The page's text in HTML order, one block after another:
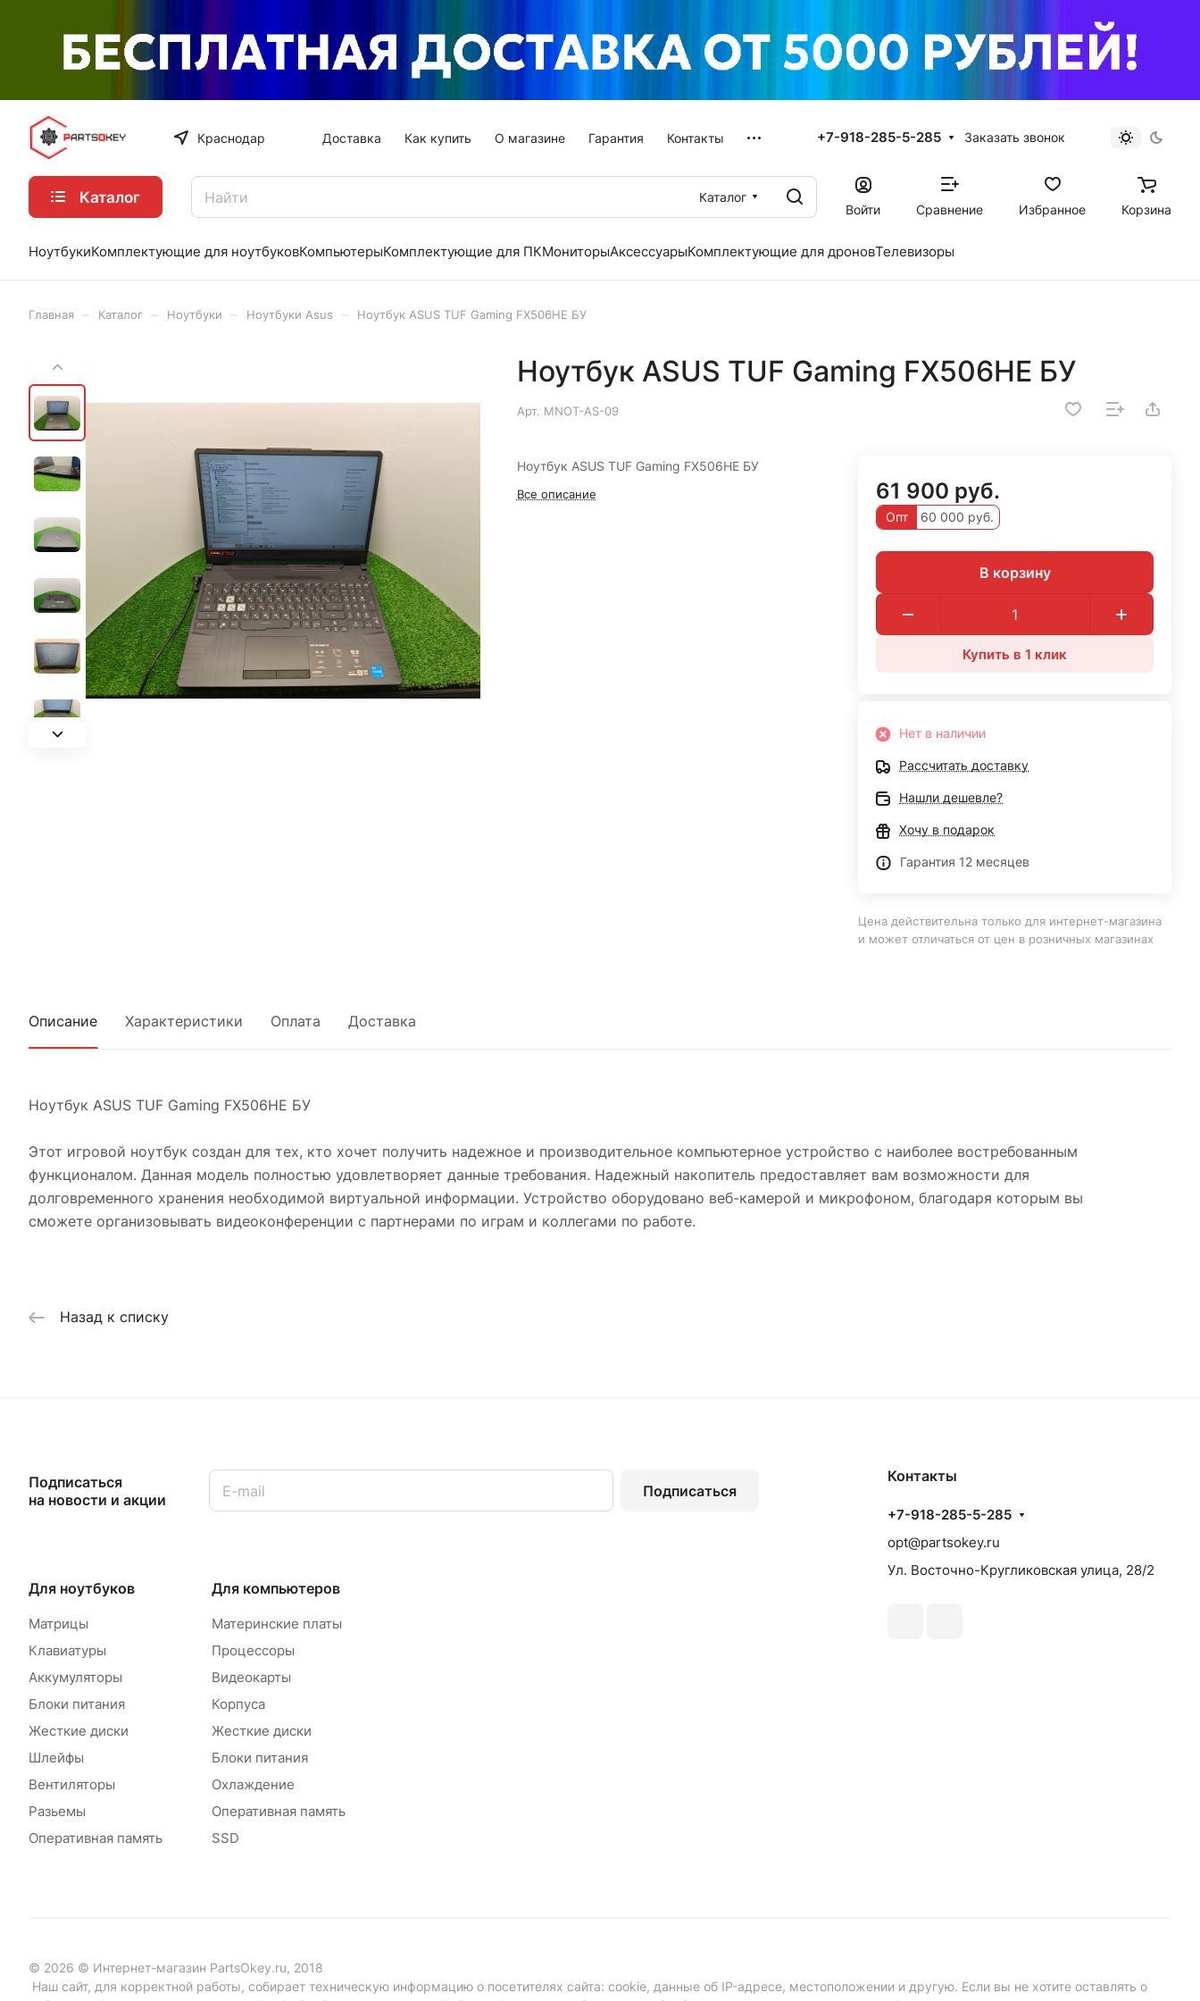
Краснодар Доставка Как купить О магазине Гарантия Контакты +7-918-285-5-285 Заказать звонок
Каталог
Каталог
Войти
Сравнение Избранное Корзина
НоутбукиКомплектующие для ноутбуковКомпьютерыКомплектующие для ПКМониторыАксессуарыКомплектующие для дроновТелевизоры
Главная Каталог Ноутбуки Ноутбуки Asus Ноутбук ASUS TUF Gaming FX506HE БУ
Ноутбук ASUS TUF Gaming FX506HE БУ
Арт. MNOT-AS-09
Ноутбук ASUS TUF Gaming FX506HE БУ
Все описание 61 900 руб.
Опт 60 000 руб.
В корзину
Купить в 1 клик
Нет в наличии
Рассчитать доставку
Нашли дешевле?
Хочу в подарок
Гарантия 12 месяцев
Цена действительна только для интернет-магазина
и может отличаться от цен в розничных магазинах
Описание Характеристики Оплата Доставка
Ноутбук ASUS TUF Gaming FX506HE БУ
Этот игровой ноутбук создан для тех, кто хочет получить надежное и производительное компьютерное устройство с наиболее востребованным
функционалом. Данная модель полностью удовлетворяет данные требования. Надежный накопитель предоставляет вам возможности для
долговременного хранения необходимой виртуальной информации. Устройство оборудовано веб-камерой и микрофоном, благодаря которым вы
сможете организовывать видеоконференции с партнерами по играм и коллегами по работе.
Назад к списку
Подписаться
на новости и акции
Подписаться
Для ноутбуков
Матрицы
Клавиатуры
Аккумуляторы
Блоки питания
Жесткие диски
Шлейфы
Вентиляторы
Разьемы
Оперативная память
Для компьютеров
Материнские платы
Процессоры
Видеокарты
Корпуса
Жесткие диски
Блоки питания
Охлаждение
Оперативная память
SSD
Контакты
+7-918-285-5-285
opt@partsokey.ru
Ул. Восточно-Кругликовская улица, 28/2
© 2026 © Интернет-магазин PartsOkey.ru, 2018
Наш сайт, для корректной работы, собирает техническую информацию о посетителях сайта: cookie, данные об IP-адресе, местоположении и другую. Если вы не хотите оставлять о